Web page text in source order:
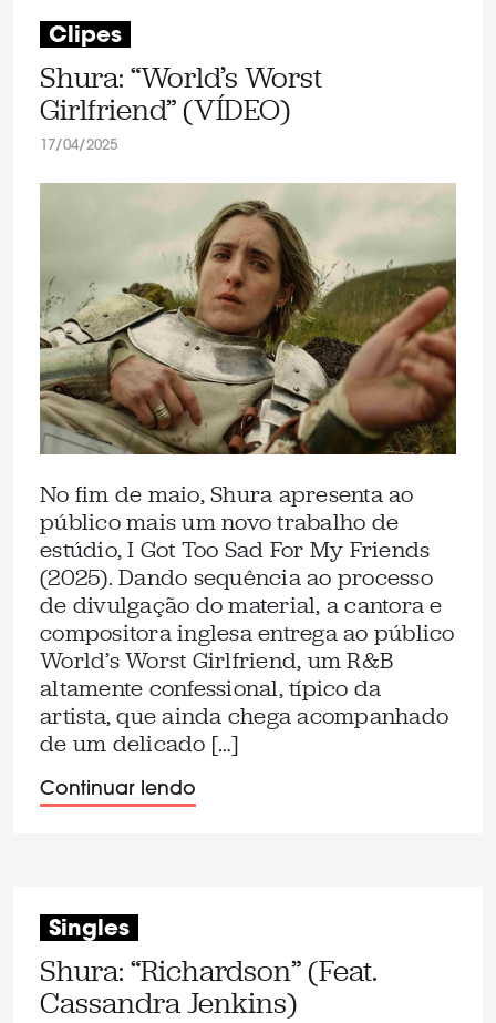
Clipes
Shura: “World’s Worst
Girlfriend” (VÍDEO)
17/04/2025
No fim de maio, Shura apresenta ao
público mais um novo trabalho de
estúdio, I Got Too Sad For My Friends
(2025). Dando sequência ao processo
de divulgação do material, a cantora e
compositora inglesa entrega ao público
World’s Worst Girlfriend, um R&B
altamente confessional, típico da
artista, que ainda chega acompanhado
de um delicado […]
Continuar lendo
Singles
Shura: “Richardson” (Feat.
Cassandra Jenkins)